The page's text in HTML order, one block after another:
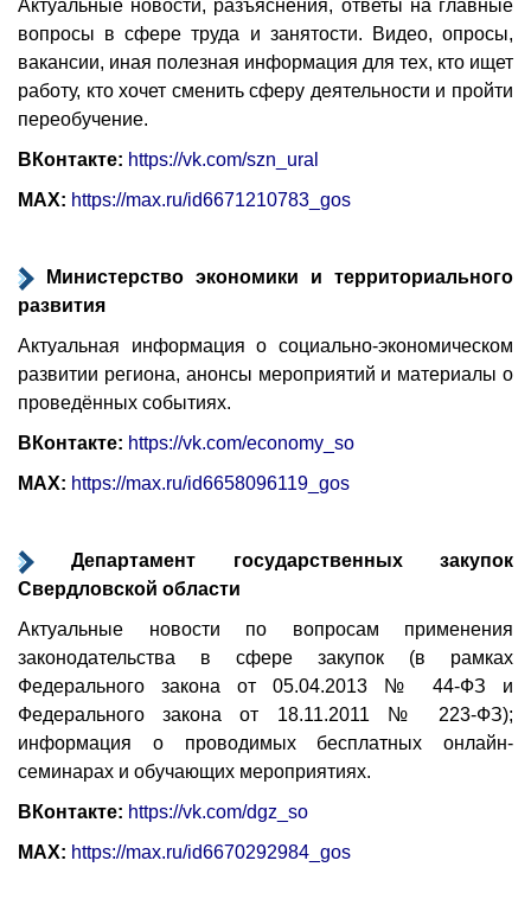
Актуальные новости, разъяснения, ответы на главные
вопросы в сфере труда и занятости. Видео, опросы,
вакансии, иная полезная информация для тех, кто ищет
работу, кто хочет сменить сферу деятельности и пройти
переобучение.
ВКонтакте: https://vk.com/szn_ural
MAX: https://max.ru/id6671210783_gos
Министерство экономики и территориального
развития
Актуальная информация о социально-экономическом
развитии региона, анонсы мероприятий и материалы о
проведённых событиях.
ВКонтакте: https://vk.com/economy_so
MAX: https://max.ru/id6658096119_gos
Департамент государственных закупок
Свердловской области
Актуальные новости по вопросам применения
законодательства в сфере закупок (в рамках
Федерального закона от 05.04.2013 № 44-ФЗ и
Федерального закона от 18.11.2011 № 223-ФЗ);
информация о проводимых бесплатных онлайн-
семинарах и обучающих мероприятиях.
ВКонтакте: https://vk.com/dgz_so
МАХ: https://max.ru/id6670292984_gos